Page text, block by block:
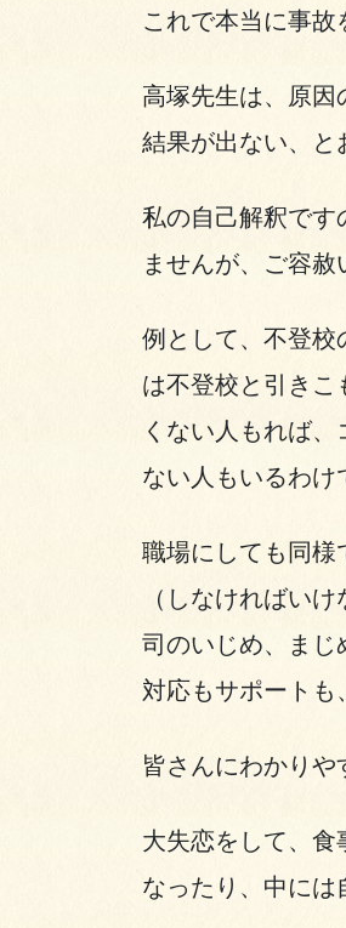
これで本当に事
高塚先生は、原
結果が出ない、と
私の自己解釈で
ませんが、ご容赦
例として、不登
は不登校と引き
くない人もれば
ない人もいるわけ
職場にしても同
（しなければい
司のいじめ、ま
対応もサポートも
皆さんにわかりや
大失恋をして、
なったり、中には